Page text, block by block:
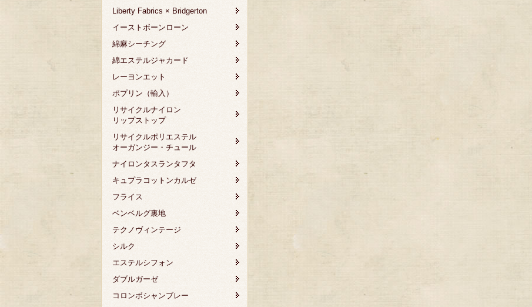
Liberty Fabrics × Bridgerton
イーストボーンローン
綿麻シーチング
綿エステルジャカード
レーヨンエット
ポプリン（輸入）
リサイクルナイロン
リップストップ
リサイクルポリエステル
オーガンジー・チュール
ナイロンタスランタフタ
キュプラコットンカルゼ
フライス
ベンベルグ裏地
テクノヴィンテージ
シルク
エステルシフォン
ダブルガーゼ
コロンボシャンブレー